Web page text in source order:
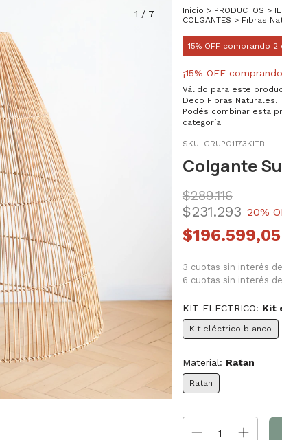
1 / 7 Inicio > PRODUCTOS >
COLGANTES > Fibras
15% OFF comprando 2
¡15% OFF
Válido para este
Deco Fibras Naturales.
Podés combinar esta
categoría.
SKU: GRUPO1173KITBL
Colgante
$289.116
$231.293 20%
$196.599,05
3 cuotas sin interés
6 cuotas sin interés
KIT ELECTRICO: Kit
Kit eléctrico blanco
Material: Ratan
Ratan